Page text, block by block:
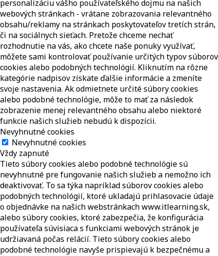
personalizáciu vášho používateľského dojmu na našich
webových stránkach - vrátane zobrazovania relevantného
obsahu/reklamy na stránkach poskytovateľov tretích strán,
či na sociálnych sieťach. Pretože chceme nechať
rozhodnutie na vás, ako chcete naše ponuky využívať,
môžete sami kontrolovať používanie určitých typov súborov
cookies alebo podobných technológií. Kliknutím na rôzne
kategórie nadpisov získate ďalšie informácie a zmeníte
svoje nastavenia. Ak odmietnete určité súbory cookies
alebo podobné technológie, môže to mať za následok
zobrazenie menej relevantného obsahu alebo niektoré
funkcie našich služieb nebudú k dispozícii.
Nevyhnutné cookies
Nevyhnutné cookies
Vždy zapnuté
Tieto súbory cookies alebo podobné technológie sú
nevyhnutné pre fungovanie našich služieb a nemožno ich
deaktivovať. To sa týka napríklad súborov cookies alebo
podobných technológií, ktoré ukladajú prihlasovacie údaje
o objednávke na našich webstránkach www.itlearning.sk,
alebo súbory cookies, ktoré zabezpečia, že konfigurácia
používateľa súvisiaca s funkciami webových stránok je
udržiavaná počas relácií. Tieto súbory cookies alebo
podobné technológie navyše prispievajú k bezpečnému a